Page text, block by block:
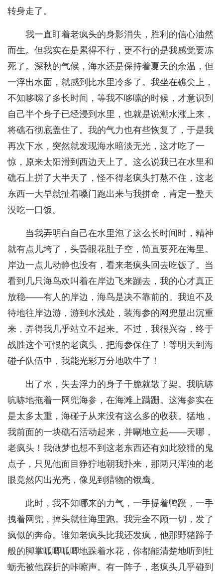
转身走了。
我一直盯着老疯头的身影消失，胜利的信心油然
而生。但我实在是累得不行，更不行的是我感觉要冻
死了。深秋的气候，海水还是保持着夏天的余温，但
一浮出水面，就感到比水里冷多了。我坐在礁尖上，
不知哆嗦了多长时间，等我不哆嗦的时候，才意识到
自己半个身子已经浸到水里，也就是说潮水涨上来，
将礁石彻底盖住了。我的气力也有些恢复了，于是我
再次下水，突然就发现海水暗淡无光，这才吃了一
惊，原来太阳滑到西边天上了。这么说我已在水里和
礁石上拼了大半天了，怪不得老疯头打熬不住，这老
东西一大早就扯着嗓门跑出来与我拼命，肯定一整天
没吃一口饭。
当我弄明白自己在水里泡了这么长时间时，精神
就有点儿垮了，头昏眼花肚子空，简直要死在海里。
岸边一点儿动静也没有，看来老疯头回去吃饭了。当
看到几只海鸟欢叫着在岸边飞来蹦去，我的心才真正
放稳——有人的岸边，海鸟是决不靠前的。我迫不及
待地往岸边游，游到水浅处，装海参的网兜显出沉重
来，弄得我几乎站立不起来。不过，我很兴奋，终于
战胜这个可恨的老疯头，把海参保住了！等明天到海
碰子队伍中，我能光彩万分地吹牛了！
出了水，失去浮力的身子干脆就散了架。我吭哧
吭哧地拖着一网兜海参，在海滩上蹒跚。这海参实在
是太多太重，海碰子从来没有这么多的收获。猛地，
我前面的一块礁石活动起来，并唰地立起——天哪，
老疯头！我做梦也想不到这老东西还有如此狡猾的鬼
点子，只见他面目狰狞地朝我扑来，那两只浑浊的老
眼竟然闪出光亮，像见到猎物的饿鹰。
此时，我不知哪来的力气，一手提着鸭蹼，一手
拽着网兜，掉头就往海里跑。我完全不顾一切，发了
疯似的奔命。谁知老疯头比我还发疯，他那野猪蹄子
般的脚掌呱唧呱唧地跺着水花，你都能清楚地听到牡
蛎壳被他踩折的咔嚓声。有一阵子，老疯头几乎碰到